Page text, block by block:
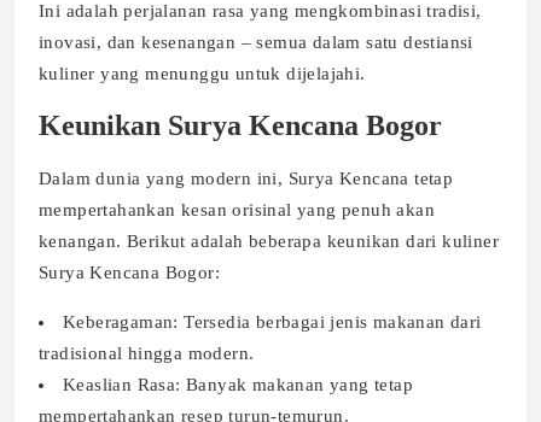
Ini adalah perjalanan rasa yang mengkombinasi tradisi,
inovasi, dan kesenangan – semua dalam satu destiansi
kuliner yang menunggu untuk dijelajahi.
Keunikan Surya Kencana Bogor
Dalam dunia yang modern ini, Surya Kencana tetap
mempertahankan kesan orisinal yang penuh akan
kenangan. Berikut adalah beberapa keunikan dari kuliner
Surya Kencana Bogor:
Keberagaman: Tersedia berbagai jenis makanan dari
tradisional hingga modern.
Keaslian Rasa: Banyak makanan yang tetap
mempertahankan resep turun-temurun.